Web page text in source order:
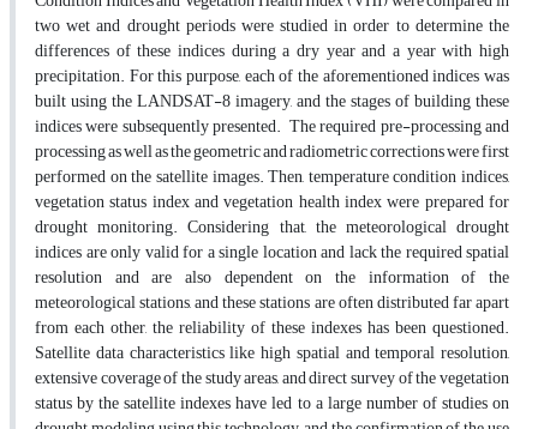
two wet and drought periods were studied in order to determine the
differences of these indices during a dry year and a year with high
precipitation. For this purpose, each of the aforementioned indices was
built using the LANDSAT-8 imagery, and the stages of building these
indices were subsequently presented. The required pre-processing and
processing as well as the geometric and radiometric corrections were first
performed on the satellite images. Then, temperature condition indices,
vegetation status index and vegetation health index were prepared for
drought monitoring. Considering that, the meteorological drought
indices are only valid for a single location and lack the required spatial
resolution and are also dependent on the information of the
meteorological stations, and these stations are often distributed far apart
from each other, the reliability of these indexes has been questioned.
Satellite data characteristics like high spatial and temporal resolution,
extensive coverage of the study areas, and direct survey of the vegetation
status by the satellite indexes have led to a large number of studies on